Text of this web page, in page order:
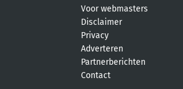
Voor webmasters
Disclaimer
Privacy
Adverteren
Partnerberichten
Contact